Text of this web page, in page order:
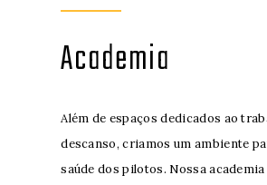
Academia
Além de espaços dedicados ao
descanso, criamos um ambiente
saúde dos pilotos. Nossa